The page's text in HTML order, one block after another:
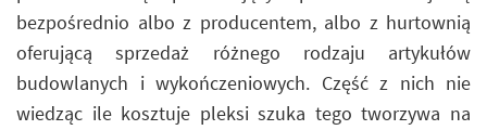
bezpośrednio albo z producentem, albo z hurtownią
oferującą sprzedaż różnego rodzaju artykułów
budowlanych i wykończeniowych. Część z nich nie
wiedząc ile kosztuje pleksi szuka tego tworzywa na